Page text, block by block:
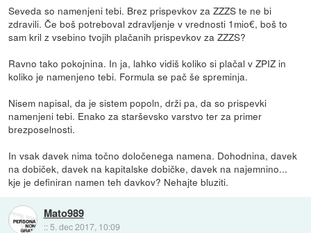
Seveda so namenjeni tebi. Brez prispevkov za ZZZS te ne bi
zdravili. Če boš potreboval zdravljenje v vrednosti 1mio€, boš to
sam kril z vsebino tvojih plačanih prispevkov za ZZZS?
Ravno tako pokojnina. In ja, lahko vidiš koliko si plačal v ZPIZ in
koliko je namenjeno tebi. Formula se pač še spreminja.
Nisem napisal, da je sistem popoln, drži pa, da so prispevki
namenjeni tebi. Enako za starševsko varstvo ter za primer
brezposelnosti.
In vsak davek nima točno določenega namena. Dohodnina, davek
na dobiček, davek na kapitalske dobičke, davek na najemnino...
kje je definiran namen teh davkov? Nehajte bluziti.
Mato989
:: 5. dec 2017, 10:09